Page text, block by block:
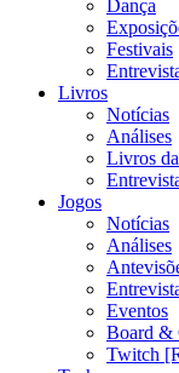
Dança
Festivais
Livros
Notícias
Análises
Livros
Jogos
Notícias
Análises
Eventos
Board &
Twitch